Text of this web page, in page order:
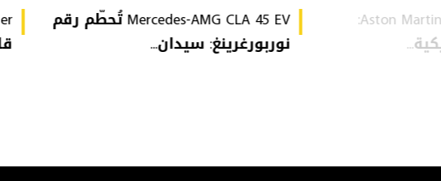
Aston Martin Heritage Collection:
Mercedes-AMG CLA 45 EV تُحطّم رقم
نوربورغرينغ: سيدان...